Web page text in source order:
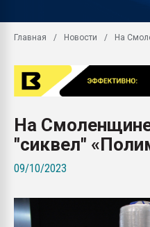
Главная Новости На
На
"сиквел"
09/10/2023